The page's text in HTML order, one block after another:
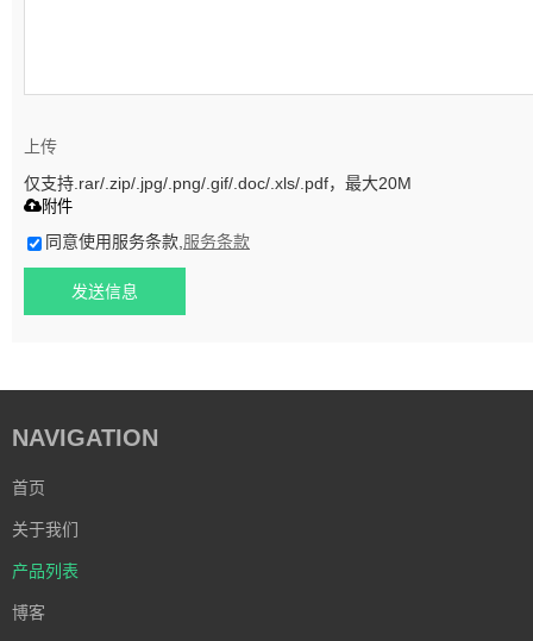
上传
仅支持.rar/.zip/.jpg/.png/.gif/.doc/.xls/.pdf，最大20M
附件
同意使用服务条款, 服务条款
发送信息
NAVIGATION
首页
关于我们
产品列表
博客